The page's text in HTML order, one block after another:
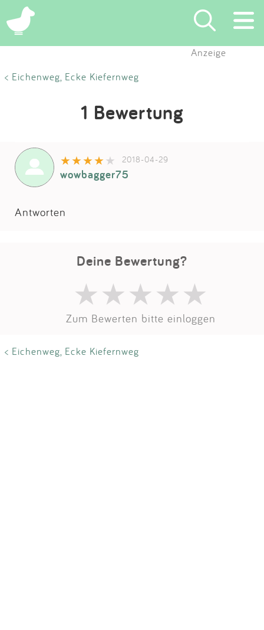
Suchen
Eintragen
Blog
Impressum
Anmelden
Anzeige
< Eichenweg, Ecke Kiefernweg
1 Bewertung
2018-04-29
wowbagger75
Antworten
Deine Bewertung?
Zum Bewerten bitte einloggen
< Eichenweg, Ecke Kiefernweg